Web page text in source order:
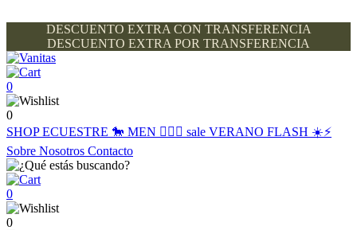
DESCUENTO EXTRA CON TRANSFERENCIA
DESCUENTO EXTRA POR TRANSFERENCIA
0
0
SHOPECUESTRE 🐎 MEN 🙋🏽‍♂️ sale VERANO FLASH ☀️⚡️
Sobre Nosotros Contacto
0
0